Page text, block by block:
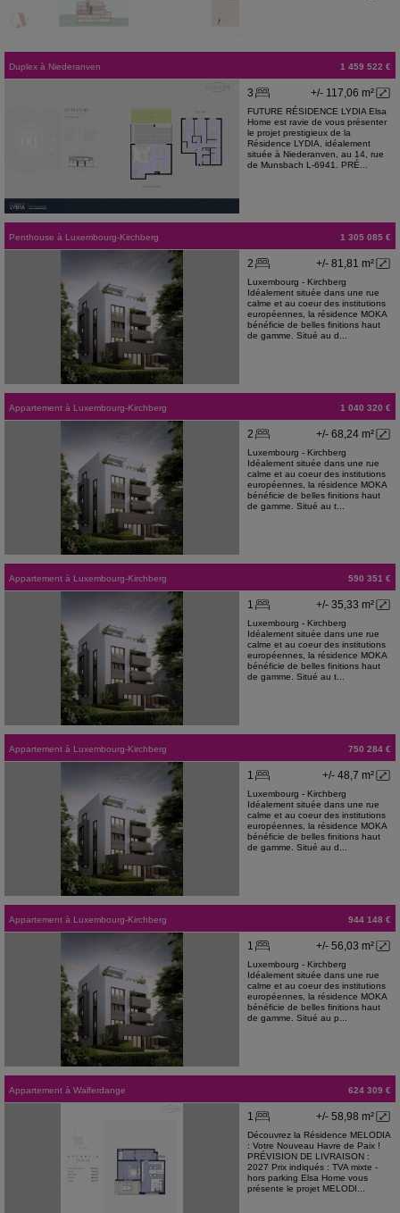
Duplex à Niederanven 1 459 522 €
+/- 117,06 m²
3
FUTURE RÉSIDENCE LYDIA Elsa
Home est ravie de vous présenter
le projet prestigieux de la
Résidence LYDIA, idéalement
située à Niederanven, au 14, rue
de Munsbach L-6941. PRÉ...
Penthouse à Luxembourg-Kirchberg 1 305 085 €
+/- 81,81 m²
2
Luxembourg - Kirchberg
Idéalement située dans une rue
calme et au coeur des institutions
européennes, la résidence MOKA
bénéficie de belles finitions haut
de gamme. Situé au d...
Appartement à Luxembourg-Kirchberg 1 040 320 €
+/- 68,24 m²
2
Luxembourg - Kirchberg
Idéalement située dans une rue
calme et au coeur des institutions
européennes, la résidence MOKA
bénéficie de belles finitions haut
de gamme. Situé au t...
Appartement à Luxembourg-Kirchberg 590 351 €
+/- 35,33 m²
1
Luxembourg - Kirchberg
Idéalement située dans une rue
calme et au coeur des institutions
européennes, la résidence MOKA
bénéficie de belles finitions haut
de gamme. Situé au t...
Appartement à Luxembourg-Kirchberg 750 284 €
+/- 48,7 m²
1
Luxembourg - Kirchberg
Idéalement située dans une rue
calme et au coeur des institutions
européennes, la résidence MOKA
bénéficie de belles finitions haut
de gamme. Situé au d...
Appartement à Luxembourg-Kirchberg 944 148 €
+/- 56,03 m²
1
Luxembourg - Kirchberg
Idéalement située dans une rue
calme et au coeur des institutions
européennes, la résidence MOKA
bénéficie de belles finitions haut
de gamme. Situé au p...
Appartement à Walferdange 624 309 €
+/- 58,98 m²
1
Découvrez la Résidence MELODIA
: Votre Nouveau Havre de Paix !
PRÉVISION DE LIVRAISON :
2027 Prix indiqués : TVA mixte -
hors parking Elsa Home vous
présente le projet MELODI...